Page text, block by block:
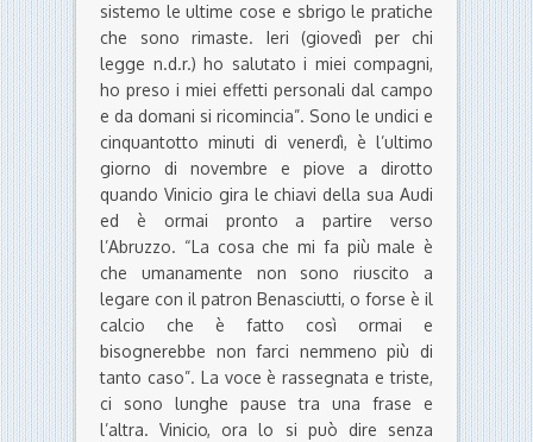
sistemo le ultime cose e sbrigo le pratiche
che sono rimaste. Ieri (giovedì per chi
legge n.d.r.) ho salutato i miei compagni,
ho preso i miei effetti personali dal campo
e da domani si ricomincia”. Sono le undici e
cinquantotto minuti di venerdì, è l’ultimo
giorno di novembre e piove a dirotto
quando Vinicio gira le chiavi della sua Audi
ed è ormai pronto a partire verso
l’Abruzzo. “La cosa che mi fa più male è
che umanamente non sono riuscito a
legare con il patron Benasciutti, o forse è il
calcio che è fatto così ormai e
bisognerebbe non farci nemmeno più di
tanto caso”. La voce è rassegnata e triste,
ci sono lunghe pause tra una frase e
l’altra. Vinicio, ora lo si può dire senza